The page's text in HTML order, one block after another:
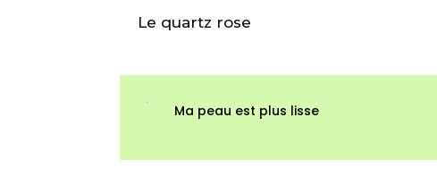
Le quartz rose
Ma peau est plus lisse